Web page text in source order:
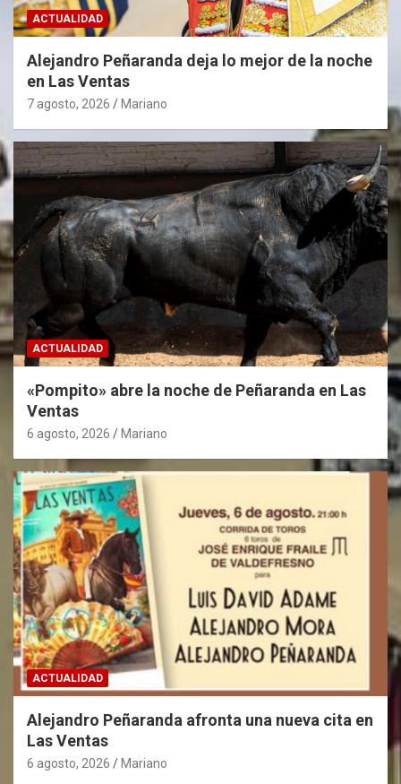
ACTUALIDAD
Alejandro Peñaranda deja lo mejor de la noche
en Las Ventas
7 agosto, 2026 Mariano
ACTUALIDAD
«Pompito» abre la noche de Peñaranda en Las
Ventas
6 agosto, 2026 Mariano
ACTUALIDAD
Alejandro Peñaranda afronta una nueva cita en
Las Ventas
6 agosto, 2026 Mariano